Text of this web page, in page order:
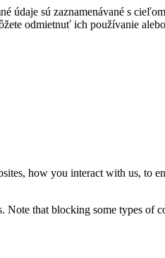
údaje sú zaznamenávané s
odmietnuť ich používanie
how you interact with us, to
that blocking some types of